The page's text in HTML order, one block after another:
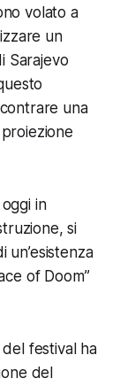
volato a
un
Sarajevo
una
in
si
un’esistenza
of Doom”
del festival ha
del